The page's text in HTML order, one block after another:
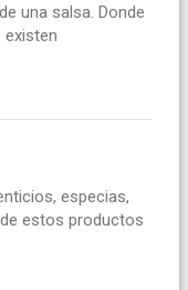
una salsa. Donde
existen
especias,
estos productos